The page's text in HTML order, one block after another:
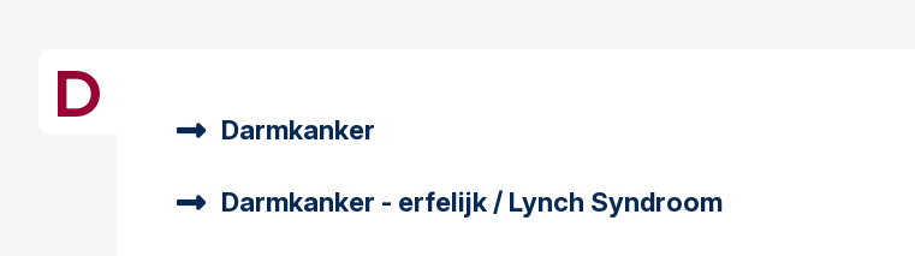
D Darmkanker
Darmkanker - erfelijk / Lynch Syndroom